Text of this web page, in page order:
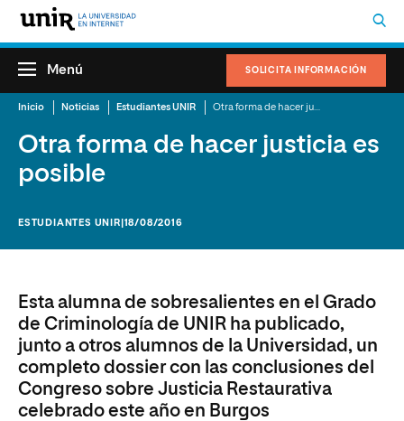
SOLICITA INFORMACIÓN
Menú
Inicio Noticias Estudiantes UNIR
Otra forma de hacer justicia es
posible
ESTUDIANTES UNIR |18/08/2016
Esta alumna de sobresalientes en el Grado
de Criminología de UNIR ha publicado,
junto a otros alumnos de la Universidad, un
completo dossier con las conclusiones del
Congreso sobre Justicia Restaurativa
celebrado este año en Burgos